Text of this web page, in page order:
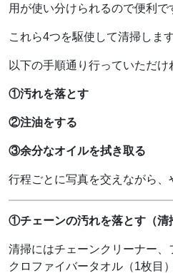
用が使い分けられるので便利で
これら4つを駆使して清掃します
以下の手順通り行っていただけ
①汚れを落とす
②注油をする
③余分なオイルを拭き取る
行程ごとに写真を交えながら、
①チェーンの汚れを落とす（清
清掃にはチェーンクリーナー、
クロファイバータオル（1枚目